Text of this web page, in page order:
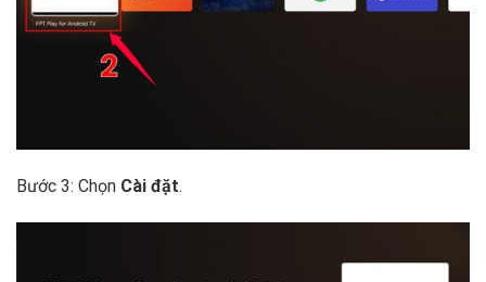
Bước 3: Chọn Cài đặt.